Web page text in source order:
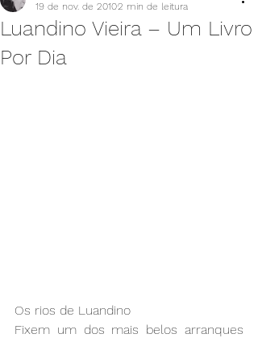
Luandino Vieira – Um Livro
Por Dia
19 de nov. de 20102 min de leitura
Os rios de Luandino
Fixem um dos mais belos arranques